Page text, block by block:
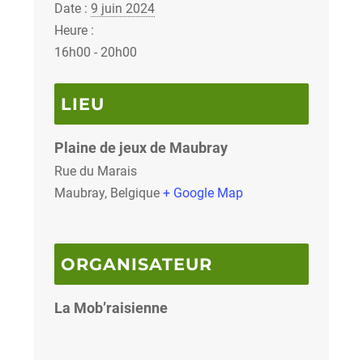
Date : 9 juin 2024
Heure :
16h00 - 20h00
LIEU
Plaine de jeux de Maubray
Rue du Marais
Maubray, Belgique + Google Map
ORGANISATEUR
La Mob’raisienne